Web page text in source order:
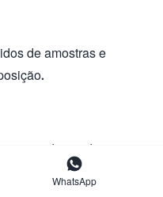
de amostras e
de

WhatsApp